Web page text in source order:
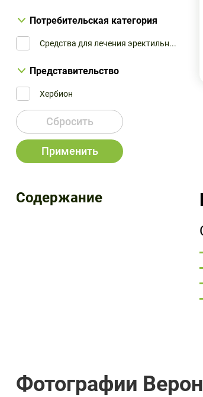
Потребительская категория
Средства для лечения эректильн...
Представительство
Хербион
Сбросить
Применить
Содержание
Фотографии